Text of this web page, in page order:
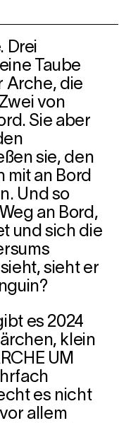
Drei
Taube
Arche, die
von
Sie aber
sie, den
mit an Bord
Und so
an Bord,
und sich die
sieht er
es 2024
klein
UM
es nicht
allem